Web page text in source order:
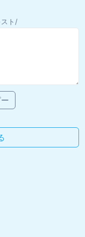
ト/